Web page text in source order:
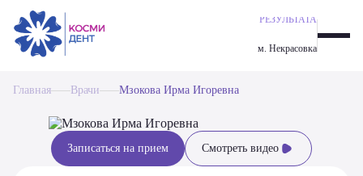
РЕЗУЛЬТАТА
м. Некрасовка
ИМПЛАНТАЦИЯ ALL-ON-6
ОДНОМОМЕНТНАЯ ИМПЛАНТАЦИЯ ЗУБОВ
ПАРОДОНТОЛОГИЯ
ЭСТЕТИЧЕСКАЯ СТОМАТОЛОГИЯ
ПРОФИЛАКТИКА И ГИГИЕНА
ПРОТЕЗИРОВАНИЕ ЗУБОВ
Главная Врачи Мзокова Ирма Игоревна
Записаться на прием Смотреть видео